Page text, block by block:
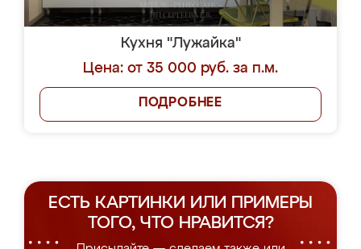
Кухня "Лужайка"
Цена: от 35 000 руб. за п.м.
ПОДРОБНЕЕ
ЕСТЬ КАРТИНКИ ИЛИ ПРИМЕРЫ
ТОГО, ЧТО НРАВИТСЯ?